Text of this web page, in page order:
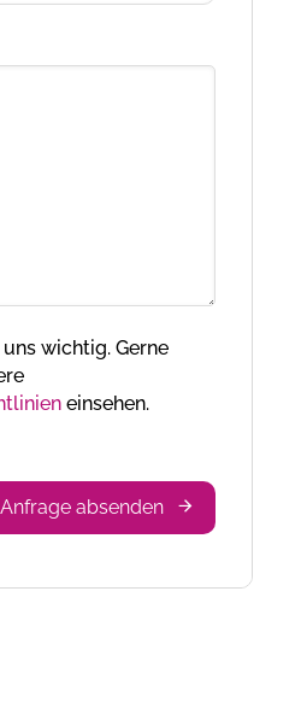
wichtig. Gerne
einsehen.
Anfrage absenden